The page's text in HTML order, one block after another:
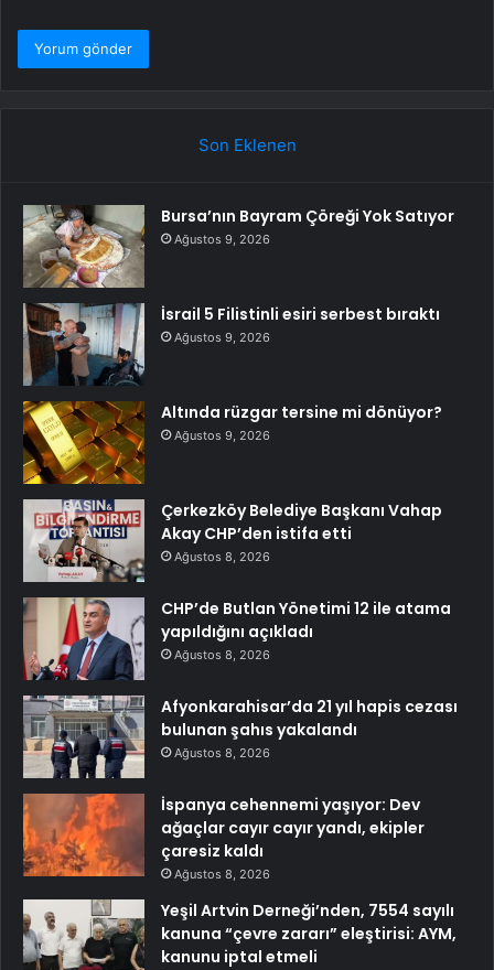
Son Eklenen
Bursa’nın Bayram Çöreği Yok Satıyor
Ağustos 9, 2026
İsrail 5 Filistinli esiri serbest bıraktı
Ağustos 9, 2026
Altında rüzgar tersine mi dönüyor?
Ağustos 9, 2026
Çerkezköy Belediye Başkanı Vahap
Akay CHP’den istifa etti
Ağustos 8, 2026
CHP’de Butlan Yönetimi 12 ile atama
yapıldığını açıkladı
Ağustos 8, 2026
Afyonkarahisar’da 21 yıl hapis cezası
bulunan şahıs yakalandı
Ağustos 8, 2026
İspanya cehennemi yaşıyor: Dev
ağaçlar cayır cayır yandı, ekipler
çaresiz kaldı
Ağustos 8, 2026
Yeşil Artvin Derneği’nden, 7554 sayılı
kanuna “çevre zararı” eleştirisi: AYM,
kanunu iptal etmeli